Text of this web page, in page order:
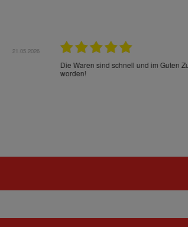
21.05.2026
Die Waren sind schnell und im Guten
worden!